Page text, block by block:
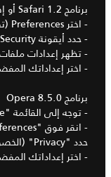
برنامج Safari 1.2 أو إصداراته اللاحقة:
- اختر Preferences (تفضيلات) من قائمة Safari
- حدد أيقونة Security (الأمان)
- تظهر إعدادات
- اختر إعداداتك
برنامج Opera 8.5.0
- توجه إلى القائمة "File" (ملف)
- انقر فوق "Preferences" (تفضيلات)
حدد "Privacy" (الخصوصية)
- اختر إعداداتك